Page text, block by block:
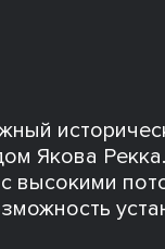
Якова
с высокими